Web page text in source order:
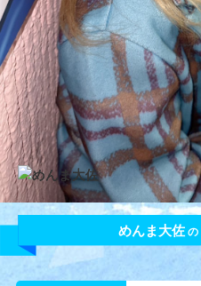
めんま大佐の